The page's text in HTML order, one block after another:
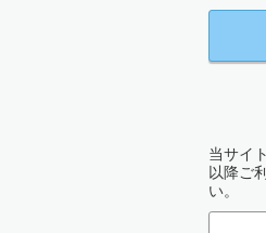
当サイ
以降ご
い。